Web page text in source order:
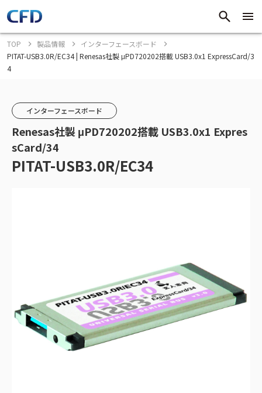
TOP 製品情報
インターフェースボード
PITAT-USB3.0R/EC34 | Renesas社製 μPD720202搭載 USB3.0x1 ExpressCard/3
4
インターフェースボード
Renesas社製 μPD720202搭載 USB3.0x1 Expres
sCard/34
PITAT-USB3.0R/EC34